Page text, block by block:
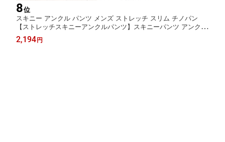
8位
スキニー アンクル パンツ メンズ ストレッチ スリム チノパン
【ストレッチスキニーアンクルパンツ】スキニーパンツ アンクル
パンツ ストレッチパンツ アンクル丈 9分丈 ボトムス 無地 細身
タイト ストレッチ 伸縮 大人 BITTER ビター系 大人 ファッショ
2,194 円